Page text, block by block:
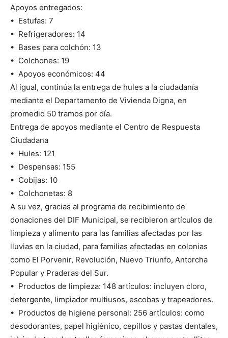
Apoyos entregados:
•⁠ ⁠Estufas: 7
•⁠ ⁠Refrigeradores: 14
•⁠ ⁠Bases para colchón: 13
•⁠ ⁠Colchones: 19
•⁠ ⁠Apoyos económicos: 44
Al igual, continúa la entrega de hules a la ciudadanía
mediante el Departamento de Vivienda Digna, en
promedio 50 tramos por día.
Entrega de apoyos mediante el Centro de Respuesta
Ciudadana
•⁠ ⁠Hules: 121
•⁠ ⁠Despensas: 155
•⁠ ⁠Cobijas: 10
•⁠ ⁠Colchonetas: 8
A su vez, gracias al programa de recibimiento de
donaciones del DIF Municipal, se recibieron artículos de
limpieza y alimento para las familias afectadas por las
lluvias en la ciudad, para familias afectadas en colonias
como El Porvenir, Revolución, Nuevo Triunfo, Antorcha
Popular y Praderas del Sur.
•⁠ ⁠Productos de limpieza: 148 artículos: incluyen cloro,
detergente, limpiador multiusos, escobas y trapeadores.
•⁠ ⁠Productos de higiene personal: 256 artículos: como
desodorantes, papel higiénico, cepillos y pastas dentales,